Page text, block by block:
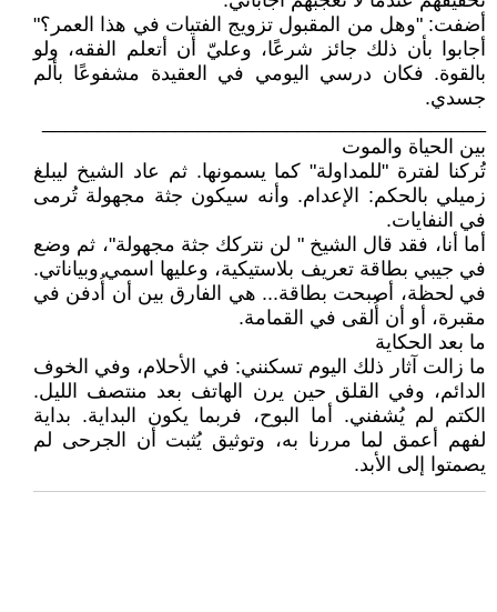
أضفت: "وهل من المقبول تزويج الفتيات في هذا العمر؟"
أجابوا بأن ذلك جائز شرعًا، وعليّ أن أتعلم الفقه، ولو
بالقوة. فكان درسي اليومي في العقيدة مشفوعًا بألم
جسدي.
بين الحياة والموت
تُركنا لفترة "للمداولة" كما يسمونها. ثم عاد الشيخ ليبلغ
زميلي بالحكم: الإعدام. وأنه سيكون جثة مجهولة تُرمى
في النفايات.
أما أنا، فقد قال الشيخ " لن نتركك جثة مجهولة"، ثم وضع
في جيبي بطاقة تعريف بلاستيكية، وعليها اسمي وبياناتي.
في لحظة، أصبحت بطاقة... هي الفارق بين أن أُدفن في
مقبرة، أو أن أُلقى في القمامة.
ما بعد الحكاية
ما زالت آثار ذلك اليوم تسكنني: في الأحلام، وفي الخوف
الدائم، وفي القلق حين يرن الهاتف بعد منتصف الليل.
الكتم لم يُشفني. أما البوح، فربما يكون البداية. بداية
لفهم أعمق لما مررنا به، وتوثيق يُثبت أن الجرحى لم
يصمتوا إلى الأبد.